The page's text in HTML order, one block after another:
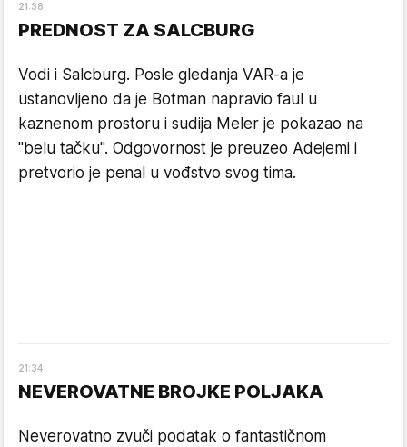
21 :38
PREDNOST ZA SALCBURG
Vodi i Salcburg. Posle gledanja VAR-a je
ustanovljeno da je Botman napravio faul u
kaznenom prostoru i sudija Meler je pokazao na
"belu tačku". Odgovornost je preuzeo Adejemi i
pretvorio je penal u vođstvo svog tima.
21 :34
NEVEROVATNE BROJKE POLJAKA
Neverovatno zvuči podatak o fantastičnom